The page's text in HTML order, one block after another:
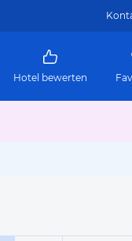
Hotel bewerten